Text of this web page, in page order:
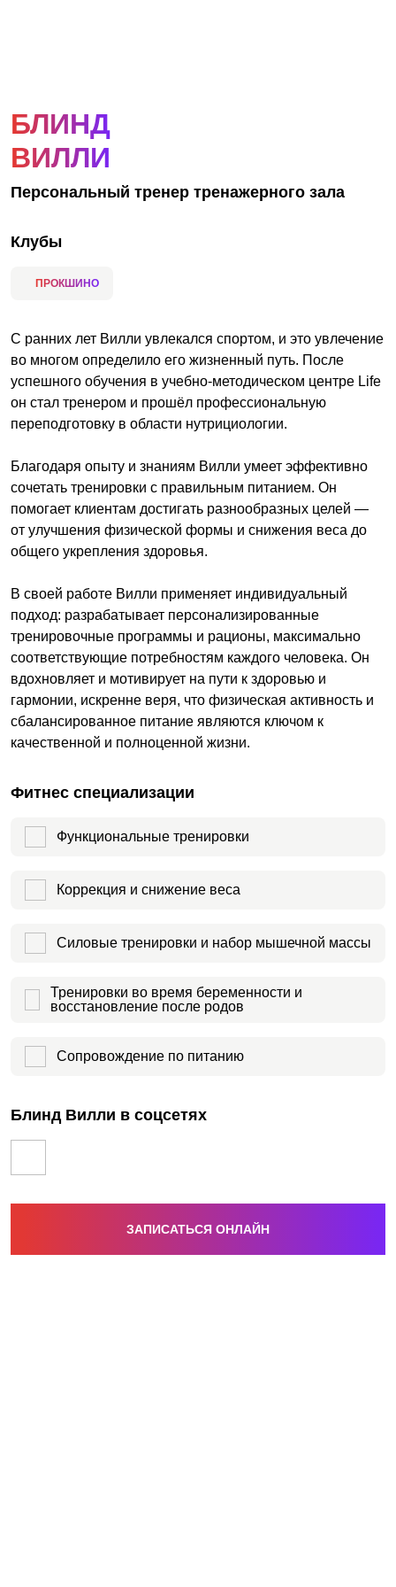
БЛИНД
ВИЛЛИ
Персональный тренер тренажерного зала
Клубы
ПРОКШИНО
С ранних лет Вилли увлекался спортом, и это увлечение
во многом определило его жизненный путь. После
успешного обучения в учебно-методическом центре Life
он стал тренером и прошёл профессиональную
переподготовку в области нутрициологии.
Благодаря опыту и знаниям Вилли умеет эффективно
сочетать тренировки с правильным питанием. Он
помогает клиентам достигать разнообразных целей —
от улучшения физической формы и снижения веса до
общего укрепления здоровья.
В своей работе Вилли применяет индивидуальный
подход: разрабатывает персонализированные
тренировочные программы и рационы, максимально
соответствующие потребностям каждого человека. Он
вдохновляет и мотивирует на пути к здоровью и
гармонии, искренне веря, что физическая активность и
сбалансированное питание являются ключом к
качественной и полноценной жизни.
Фитнес специализации
Функциональные тренировки
Коррекция и снижение веса
Силовые тренировки и набор мышечной массы
Тренировки во время беременности и
восстановление после родов
Сопровождение по питанию
Блинд Вилли в соцсетях
ЗАПИСАТЬСЯ ОНЛАЙН